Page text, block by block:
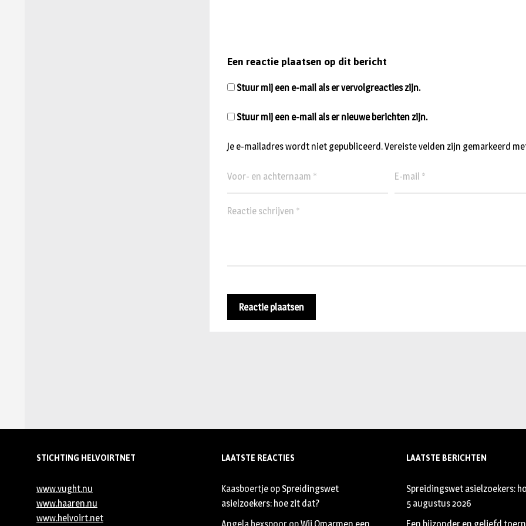
Een reactie plaatsen op dit bericht
Je e-mailadres wordt niet gepubliceerd.Vereiste velden zijn gemarkeerd
Stuur mij een e-mail als er vervolgreacties zijn.
Stuur mij een e-mail als er nieuwe berichten zijn.
STICHTING HELVOIRTNET
www.vught.nu
www.haaren.nu
www.helvoirt.net
LAATSTE REACTIES
Kaasboertje op Spreidingswet
asielzoekers: hoe zit dat?
LAATSTE BERICHTEN
Spreidingswet asielzoekers:
5 augustus 2026